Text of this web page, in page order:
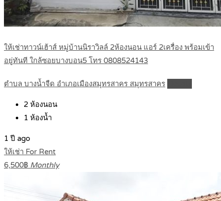
ให้เช่าทาวน์เฮ้าส์ หมู่บ้านนิราวิลล์ 2ห้องนอน แอร์ 2เครื่อง พร้อมเข้า
อยู่ทันที ใกล้ซอยบางบอน5 โทร 0808524143
ตำบล บางน้ำจืด อำเภอเมืองสมุทรสาคร สมุทรสาคร
2 ห้องนอน
1 ห้องน้ำ
1 ปี ago
ให้เช่า For Rent
6,500฿ Monthly